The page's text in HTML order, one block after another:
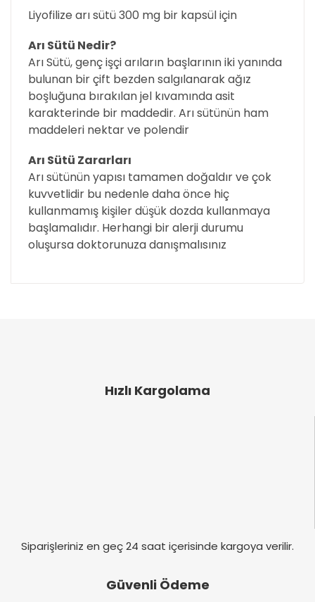
Liyofilize arı sütü 300 mg bir kapsül için
Arı Sütü Nedir?
Arı Sütü, genç işçi arıların başlarının iki yanında
bulunan bir çift bezden salgılanarak ağız
boşluğuna bırakılan jel kıvamında asit
karakterinde bir maddedir. Arı sütünün ham
maddeleri nektar ve polendir
Arı Sütü Zararları
Arı sütünün yapısı tamamen doğaldır ve çok
kuvvetlidir bu nedenle daha önce hiç
kullanmamış kişiler düşük dozda kullanmaya
başlamalıdır. Herhangi bir alerji durumu
oluşursa doktorunuza danışmalısınız
Bu ürünün fiyat bilgisi, resim, ürün açıklamalarında
Ürün bilgilerinde hatalar bulunuyor.
Hızlı Kargolama
Siparişleriniz en geç 24 saat içerisinde kargoya verilir.
Güvenli Ödeme